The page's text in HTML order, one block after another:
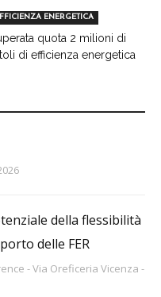
ENERGETICA
quota 2 milioni di
di efficienza energetica
della flessibilità
delle FER
- Via Oreficeria Vicenza -